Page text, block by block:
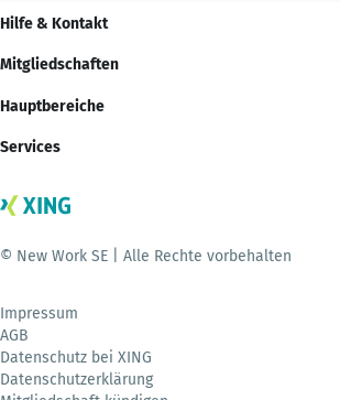
Hilfe & Kontakt
Mitgliedschaften
Hauptbereiche
Services
© New Work SE | Alle Rechte vorbehalten
Impressum
AGB
Datenschutz bei XING
Datenschutzerklärung